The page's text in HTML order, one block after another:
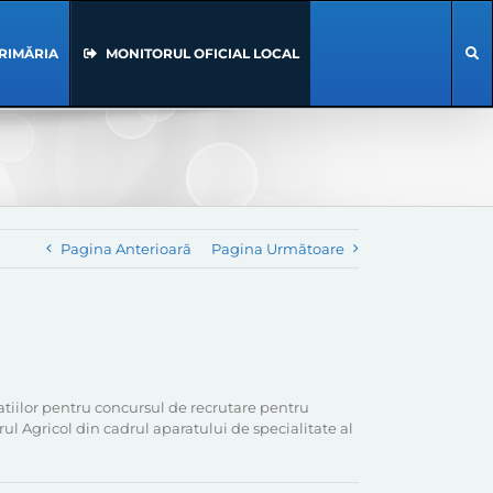
MONITORUL OFICIAL LOCAL
Pagina Anterioară Pagina Următoare
pentru concursul de recrutare pentru
Agricol din cadrul aparatului de specialitate al